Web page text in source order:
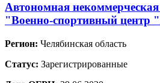
Автономная
"Военно-спортивный центр
Регион: Челябинская область
Статус: Зарегистрированные